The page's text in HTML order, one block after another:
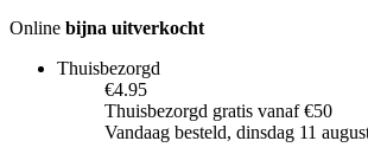
Online bijna uitverkocht
Thuisbezorgd
€4.95
Thuisbezorgd gratis vanaf €50
Vandaag besteld, dinsdag 11